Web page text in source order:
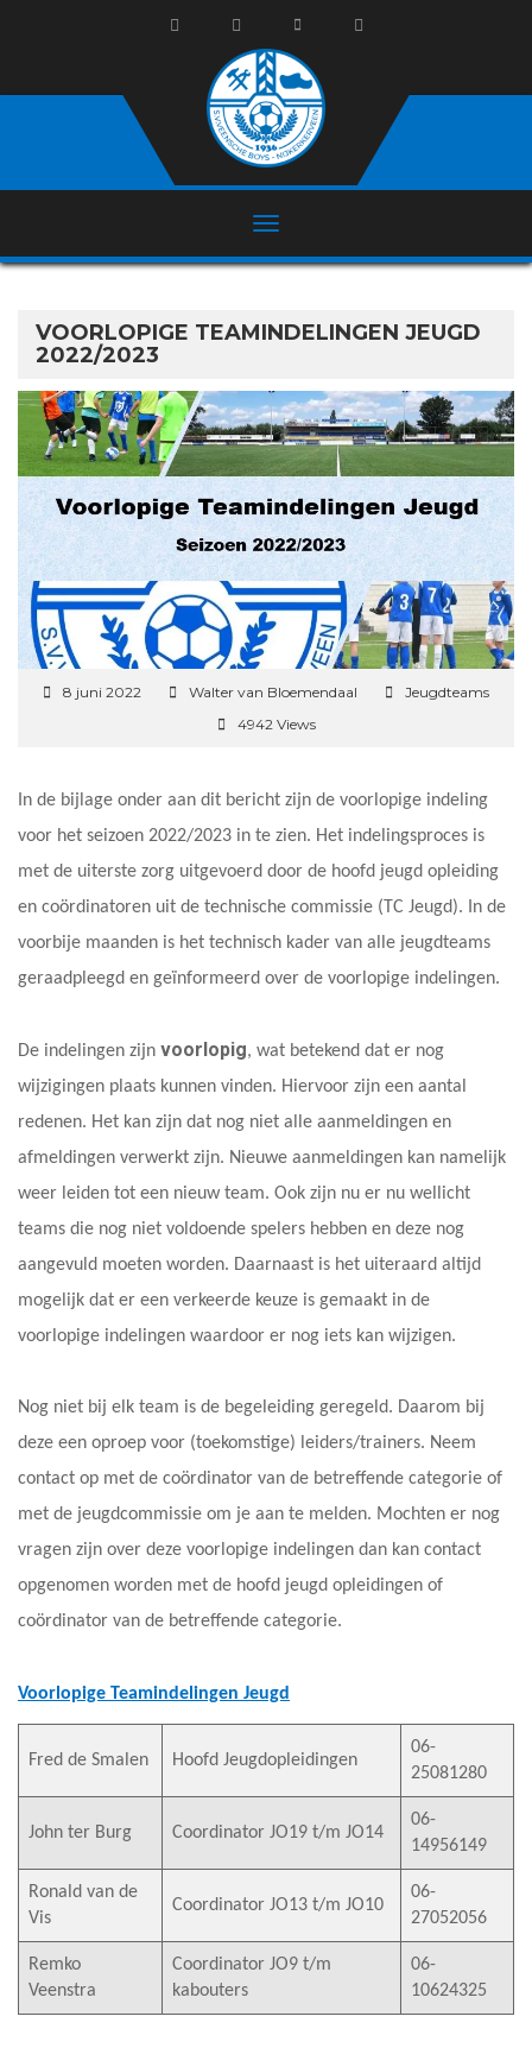
VOORLOPIGE TEAMINDELINGEN JEUGD
2022/2023
8 juni 2022 Walter van Bloemendaal
Jeugdteams
4942 Views
In de bijlage onder aan dit bericht zijn de voorlopige indeling
voor het seizoen 2022/2023 in te zien. Het indelingsproces is
met de uiterste zorg uitgevoerd door de hoofd jeugd opleiding
en coördinatoren uit de technische commissie (TC Jeugd). In de
voorbije maanden is het technisch kader van alle jeugdteams
geraadpleegd en geïnformeerd over de voorlopige indelingen.
De indelingen zijn voorlopig, wat betekend dat er nog
wijzigingen plaats kunnen vinden. Hiervoor zijn een aantal
redenen. Het kan zijn dat nog niet alle aanmeldingen en
afmeldingen verwerkt zijn. Nieuwe aanmeldingen kan namelijk
weer leiden tot een nieuw team. Ook zijn nu er nu wellicht
teams die nog niet voldoende spelers hebben en deze nog
aangevuld moeten worden. Daarnaast is het uiteraard altijd
mogelijk dat er een verkeerde keuze is gemaakt in de
voorlopige indelingen waardoor er nog iets kan wijzigen.
Nog niet bij elk team is de begeleiding geregeld. Daarom bij
deze een oproep voor (toekomstige) leiders/trainers. Neem
contact op met de coördinator van de betreffende categorie of
met de jeugdcommissie om je aan te melden. Mochten er nog
vragen zijn over deze voorlopige indelingen dan kan contact
opgenomen worden met de hoofd jeugd opleidingen of
coördinator van de betreffende categorie.
Voorlopige Teamindelingen Jeugd
Fred de Smalen Hoofd Jeugdopleidingen
06-
25081280
John ter Burg Coordinator JO19 t/m JO14
06-
14956149
Ronald van de
Vis
Coordinator JO13 t/m JO10
06-
27052056
Remko
Veenstra
Coordinator JO9 t/m
kabouters
06-
10624325